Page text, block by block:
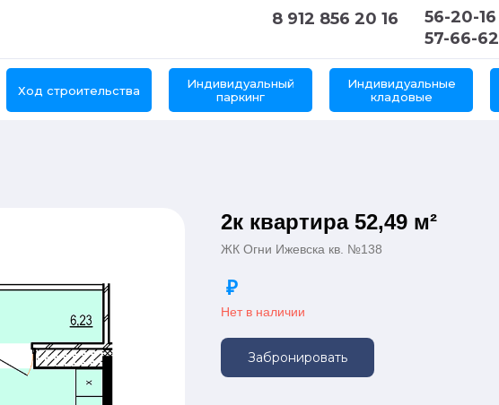
8 912 856 20 16
57-66-62
56-20-16
Ход строительства
Индивидуальные
кладовые
Индивидуальный
паркинг
2к квартира 52,49 м²
ЖК Огни Ижевска кв. №138
₽
Нет в наличии
Забронировать